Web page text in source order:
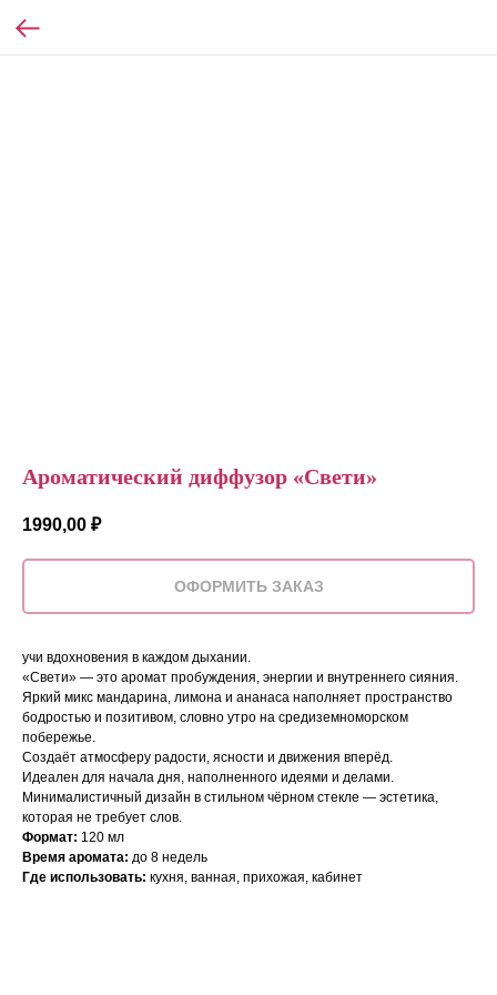
Ароматический диффузор «Свети»
1990,00 ₽
ОФОРМИТЬ ЗАКАЗ
учи вдохновения в каждом дыхании.
«Свети» — это аромат пробуждения, энергии и внутреннего сияния.
Яркий микс мандарина, лимона и ананаса наполняет пространство
бодростью и позитивом, словно утро на средиземноморском
побережье.
Создаёт атмосферу радости, ясности и движения вперёд.
Идеален для начала дня, наполненного идеями и делами.
Минималистичный дизайн в стильном чёрном стекле — эстетика,
которая не требует слов.
Формат: 120 мл
Время аромата: до 8 недель
Где использовать: кухня, ванная, прихожая, кабинет